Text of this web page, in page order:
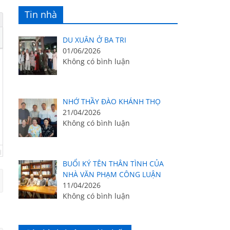
Tin nhà
DU XUÂN Ở BA TRI
01/06/2026
Không có bình luận
NHỚ THẦY ĐÀO KHÁNH THỌ
21/04/2026
Không có bình luận
BUỔI KÝ TÊN THÂN TÌNH CỦA
NHÀ VĂN PHẠM CÔNG LUẬN
11/04/2026
Không có bình luận